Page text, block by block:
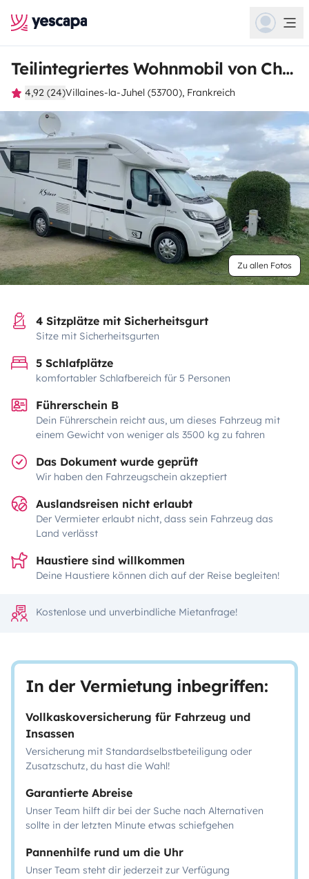
Teilintegriertes Wohnmobil von Christophe
4,92 (24)Villaines-la-Juhel (53700), Frankreich
Zu allen Fotos
4 Sitzplätze mit Sicherheitsgurt
Sitze mit Sicherheitsgurten
5 Schlafplätze
komfortabler Schlafbereich für 5 Personen
Führerschein B
Dein Führerschein reicht aus, um dieses Fahrzeug mit
einem Gewicht von weniger als 3500 kg zu fahren
Das Dokument wurde geprüft
Wir haben den Fahrzeugschein akzeptiert
Auslandsreisen nicht erlaubt
Der Vermieter erlaubt nicht, dass sein Fahrzeug das
Land verlässt
Haustiere sind willkommen
Deine Haustiere können dich auf der Reise begleiten!
Kostenlose und unverbindliche Mietanfrage!
In der Vermietung inbegriffen:
Vollkaskoversicherung für Fahrzeug und
Insassen
Versicherung mit Standardselbstbeteiligung oder
Zusatzschutz, du hast die Wahl!
Garantierte Abreise
Unser Team hilft dir bei der Suche nach Alternativen
sollte in der letzten Minute etwas schiefgehen
Pannenhilfe rund um die Uhr
Unser Team steht dir jederzeit zur Verfügung